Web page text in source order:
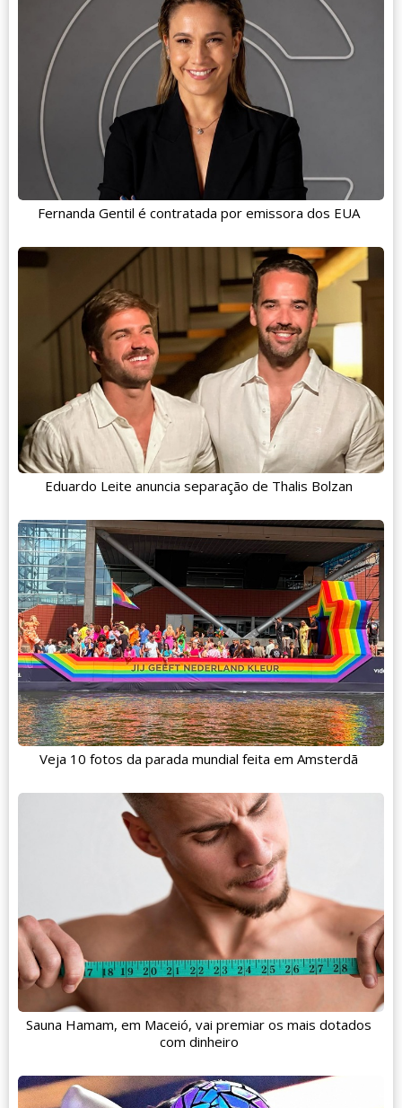
Fernanda Gentil é contratada por emissora dos EUA
Eduardo Leite anuncia separação de Thalis Bolzan
Veja 10 fotos da parada mundial feita em Amsterdã
Sauna Hamam, em Maceió, vai premiar os mais dotados
com dinheiro